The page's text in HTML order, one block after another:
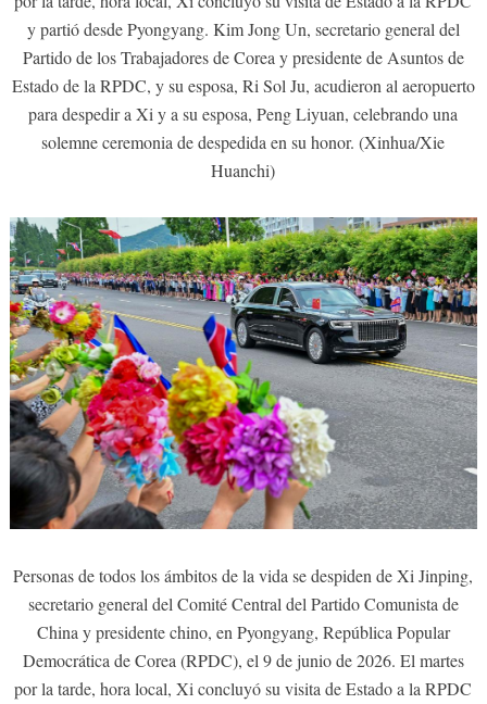
y partió desde Pyongyang. Kim Jong Un, secretario general del
Partido de los Trabajadores de Corea y presidente de Asuntos de
Estado de la RPDC, y su esposa, Ri Sol Ju, acudieron al aeropuerto
para despedir a Xi y a su esposa, Peng Liyuan, celebrando una
solemne ceremonia de despedida en su honor. (Xinhua/Xie
Huanchi)
Personas de todos los ámbitos de la vida se despiden de Xi Jinping,
secretario general del Comité Central del Partido Comunista de
China y presidente chino, en Pyongyang, República Popular
Democrática de Corea (RPDC), el 9 de junio de 2026. El martes
por la tarde, hora local, Xi concluyó su visita de Estado a la RPDC